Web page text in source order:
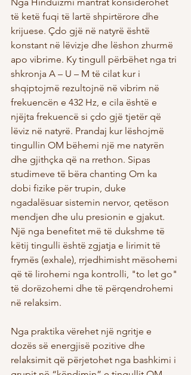
të ketë fuqi të lartë shpirtërore dhe
krijuese. Çdo gjë në natyrë është
konstant në lëvizje dhe lëshon zhurmë
apo vibrime. Ky tingull përbëhet nga tri
shkronja A – U – M të cilat kur i
shqiptojmë rezultojnë në vibrim në
frekuencën e 432 Hz, e cila është e
njëjta frekuencë si çdo gjë tjetër që
lëviz në natyrë. Prandaj kur lëshojmë
tingullin OM bëhemi një me natyrën
dhe gjithçka që na rrethon. Sipas
studimeve të bëra chanting Om ka
dobi fizike për trupin, duke
ngadalësuar sistemin nervor, qetëson
mendjen dhe ulu presionin e gjakut.
Një nga benefitet më të dukshme të
këtij tingulli është zgjatja e lirimit të
frymës (exhale), rrjedhimisht mësohemi
që të lirohemi nga kontrolli, "to let go"
të dorëzohemi dhe të përqendrohemi
në relaksim.
Nga praktika vërehet një ngritje e
dozës së energjisë pozitive dhe
relaksimit që përjetohet nga bashkimi i